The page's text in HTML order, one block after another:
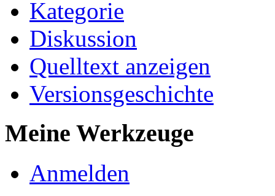
Kategorie
Diskussion
Quelltext anzeigen
Versionsgeschichte
Meine Werkzeuge
Anmelden